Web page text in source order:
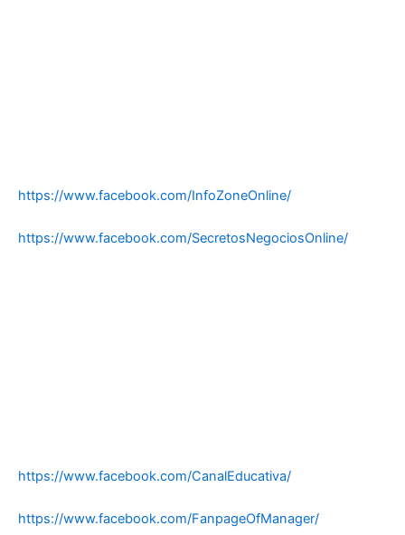
https://www.facebook.com/InfoZoneOnline/
https://www.facebook.com/SecretosNegociosOnline/
https://www.facebook.com/CanalEducativa/
https://www.facebook.com/FanpageOfManager/